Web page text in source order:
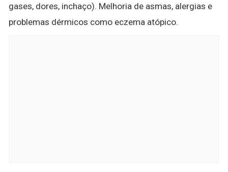
gases, dores, inchaço). Melhoria de asmas, alergias e
problemas dérmicos como eczema atópico.